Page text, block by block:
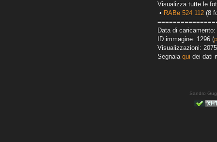
Visualizza tutte le
• RABe 524 112 (8
Data di caricamento:
ID immagine: 1296 (
Visualizzazioni: 2075
Segnala qui dei dati
Sandro